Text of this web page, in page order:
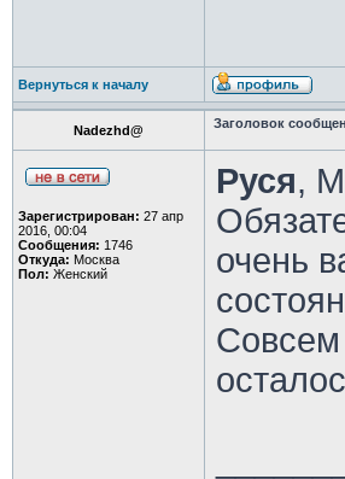
Вернуться к началу
Nadezhd@ Заголовок
Зарегистрирован: 27 апр
2016, 00:04
Сообщения: 1746
Откуда: Москва
Пол: Женский
Руся,
очень
Совсем